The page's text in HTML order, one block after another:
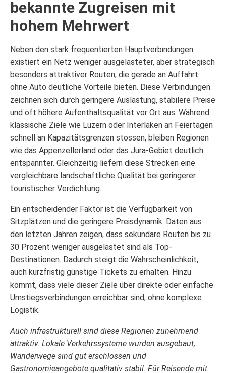
bekannte Zugreisen mit
hohem Mehrwert
Neben den stark frequentierten Hauptverbindungen
existiert ein Netz weniger ausgelasteter, aber strategisch
besonders attraktiver Routen, die gerade an Auffahrt
ohne Auto deutliche Vorteile bieten. Diese Verbindungen
zeichnen sich durch geringere Auslastung, stabilere Preise
und oft höhere Aufenthaltsqualität vor Ort aus. Während
klassische Ziele wie Luzern oder Interlaken an Feiertagen
schnell an Kapazitätsgrenzen stossen, bleiben Regionen
wie das Appenzellerland oder das Jura-Gebiet deutlich
entspannter. Gleichzeitig liefern diese Strecken eine
vergleichbare landschaftliche Qualität bei geringerer
touristischer Verdichtung.
Ein entscheidender Faktor ist die Verfügbarkeit von
Sitzplätzen und die geringere Preisdynamik. Daten aus
den letzten Jahren zeigen, dass sekundäre Routen bis zu
30 Prozent weniger ausgelastet sind als Top-
Destinationen. Dadurch steigt die Wahrscheinlichkeit,
auch kurzfristig günstige Tickets zu erhalten. Hinzu
kommt, dass viele dieser Ziele über direkte oder einfache
Umstiegsverbindungen erreichbar sind, ohne komplexe
Logistik.
Auch infrastrukturell sind diese Regionen zunehmend
attraktiv. Lokale Verkehrssysteme wurden ausgebaut,
Wanderwege sind gut erschlossen und
Gastronomieangebote qualitativ stabil. Für Reisende mit